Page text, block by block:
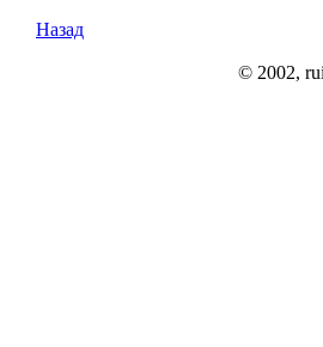
Назад
© 2002,